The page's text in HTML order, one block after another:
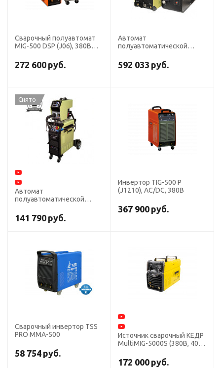
Сварочный полуавтомат
MIG-500 DSP (J06), 380В
272 600 руб.
Автомат
полуавтоматической
380В
592 033 руб.
Снято
Автомат
полуавтоматической
380В
141 790 руб.
Инвертор TIG-500 P
(J1210), AC/DC, 380В
367 900 руб.
Сварочный инвертор TSS
PRO MMA-500
58 754 руб.
Источник сварочный КЕДР
MultiMIG-5000S (380В, 40-
172 000 руб.